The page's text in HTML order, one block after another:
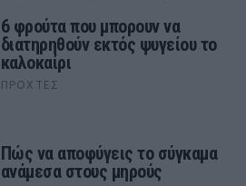
6 φρούτα που μπορουν να
διατηρηθούν εκτός ψυγείου το
καλοκαίρι
ΠΡΟΧΤΈΣ
Πώς να αποφύγεις το σύγκαμα
ανάμεσα στους μηρούς